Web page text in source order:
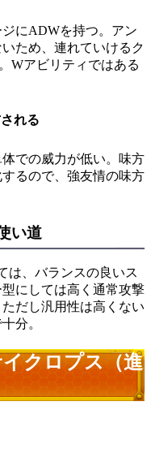
にADWを持つ。アン
ため、連れていけるク
Wアビリティではある
れる
での威力が低い。味方
るので、強友情の味方
い道
は、バランスの良いス
にしては高く通常攻撃
だし汎用性は高くない
分。
クロプス（進